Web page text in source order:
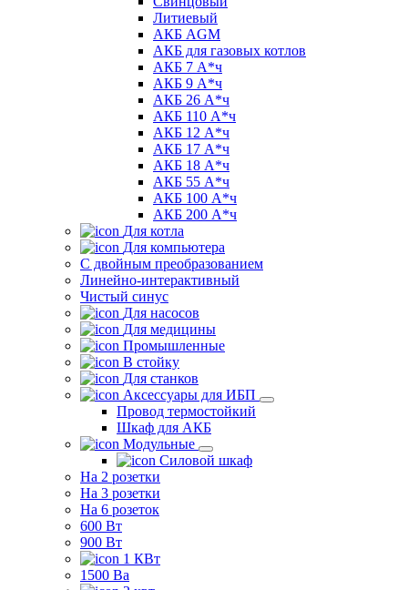
Литиевый
АКБ AGM
АКБ для газовых котлов
АКБ 7 А*ч
АКБ 9 А*ч
АКБ 26 А*ч
АКБ 110 А*ч
АКБ 12 А*ч
АКБ 17 А*ч
АКБ 18 А*ч
АКБ 55 А*ч
АКБ 100 А*ч
АКБ 200 А*ч
Для котла
Для компьютера
C двойным преобразованием
Линейно-интерактивный
Чистый синус
Для насосов
Для медицины
Промышленные
В стойку
Для станков
Аксессуары для ИБП
Провод термостойкий
Шкаф для АКБ
Модульные
Силовой шкаф
На 2 розетки
На 3 розетки
На 6 розеток
600 Вт
900 Вт
1 КВт
1500 Ва